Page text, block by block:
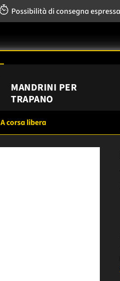
Possibilità di consegna espressa
MANDRINI PER
TRAPANO
A corsa libera